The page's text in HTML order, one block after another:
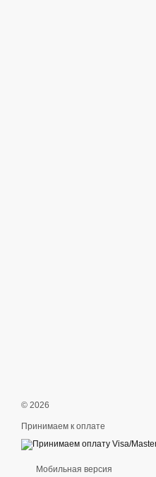
© 2026
Принимаем к оплате
Мобильная версия